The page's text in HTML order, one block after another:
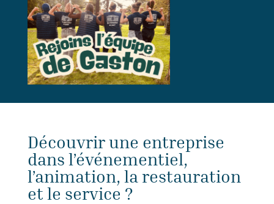
Découvrir une entreprise
dans l’événementiel,
l’animation, la restauration
et le service ?